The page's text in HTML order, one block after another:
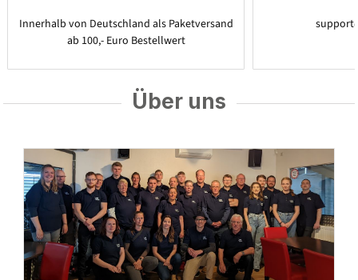
Innerhalb von Deutschland als Paketversand
ab 100,- Euro Bestellwert
Über uns